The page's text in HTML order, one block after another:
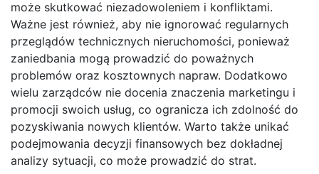
może skutkować niezadowoleniem i konfliktami.
Ważne jest również, aby nie ignorować regularnych
przeglądów technicznych nieruchomości, ponieważ
zaniedbania mogą prowadzić do poważnych
problemów oraz kosztownych napraw. Dodatkowo
wielu zarządców nie docenia znaczenia marketingu i
promocji swoich usług, co ogranicza ich zdolność do
pozyskiwania nowych klientów. Warto także unikać
podejmowania decyzji finansowych bez dokładnej
analizy sytuacji, co może prowadzić do strat.